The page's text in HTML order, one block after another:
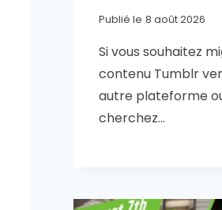
Publié le 8 août 2026
Si vous souhaitez
contenu Tumblr
autre plateforme
cherchez…